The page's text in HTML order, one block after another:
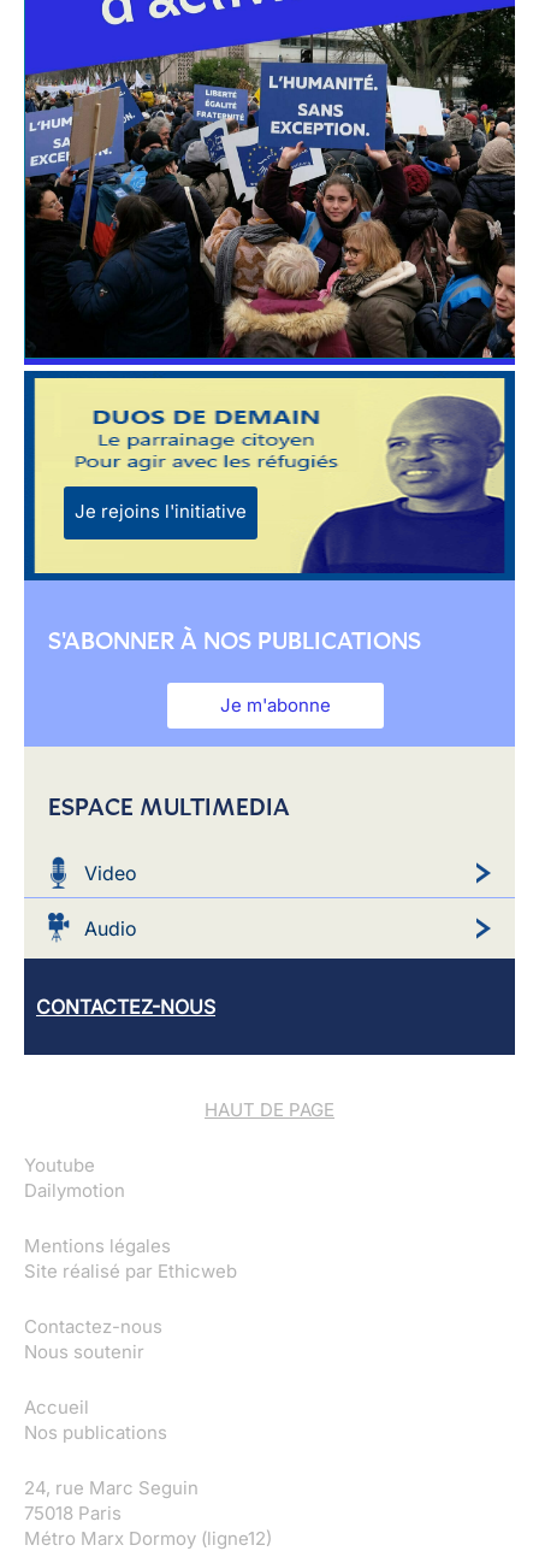
Je rejoins l'initiative
S'ABONNER À NOS PUBLICATIONS
Je m'abonne
ESPACE MULTIMEDIA
Video
Audio
CONTACTEZ-NOUS
HAUT DE PAGE
Youtube
Dailymotion
Mentions légales
Site réalisé par Ethicweb
Contactez-nous
Nous soutenir
Accueil
Nos publications
24, rue Marc Seguin
75018 Paris
Métro Marx Dormoy (ligne12)